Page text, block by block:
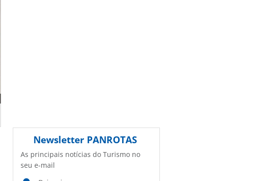
Newsletter PANROTAS
As principais notícias do Turismo no
seu e-mail